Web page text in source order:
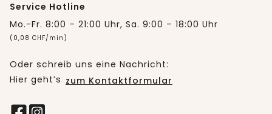
Service Hotline
Mo.-Fr. 8:00 – 21:00 Uhr, Sa. 9:00 – 18:00 Uhr
(0,08 CHF/min)
Oder schreib uns eine Nachricht:
Hier geht’s zum Kontaktformular